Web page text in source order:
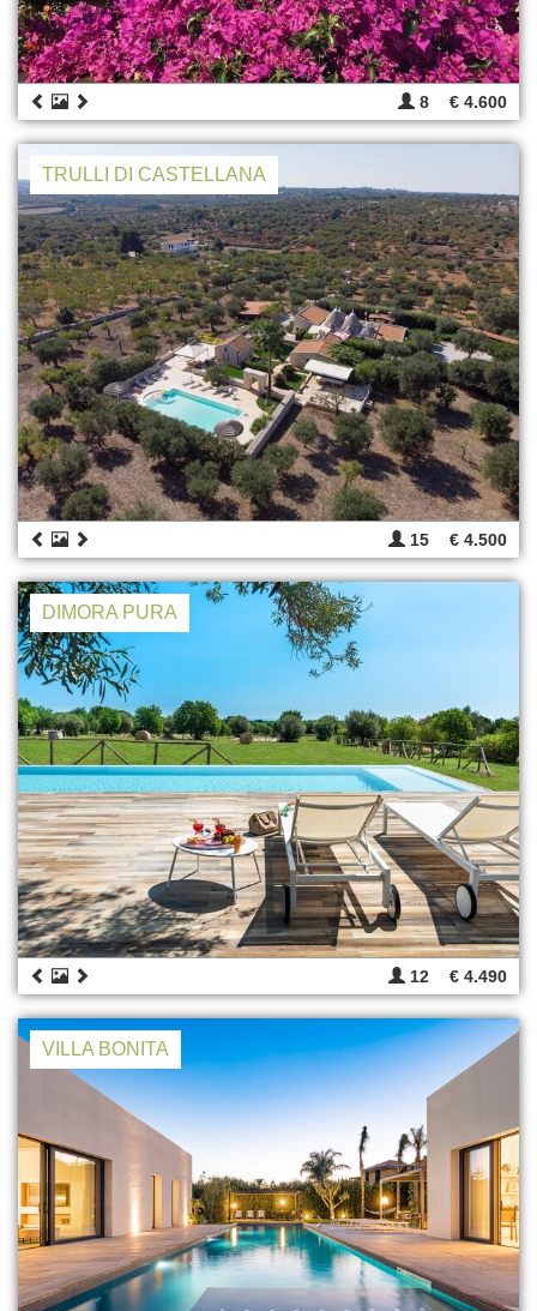
8 € 4.600
TRULLI DI CASTELLANA
15 € 4.500
DIMORA PURA
12 € 4.490
VILLA BONITA